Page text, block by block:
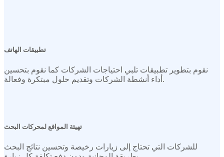
تطبيقات الهاتف
نقوم بتطوير تطبيقات تلبي احتياجات الشركات كما نقوم بتحسين
أداء أنشطة الشركات وتقديم حلول مبتكرة وفعالة.
تهيئة المواقع لمحركات البحث
للشركات التي تحتاج إلى زيارات رخيصة وتحسين نتائج البحث